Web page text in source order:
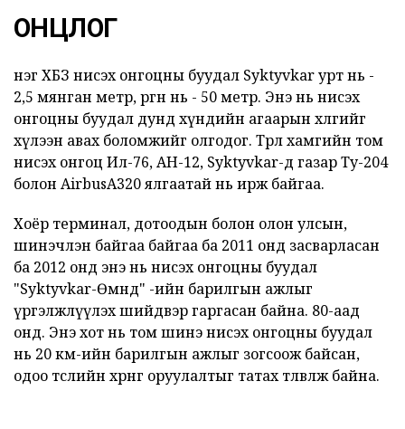
ОНЦЛОГ
нэг ХБЗ нисэх онгоцны буудал Syktyvkar урт нь -
2,5 мянган метр, өргөн нь - 50 метр. Энэ нь нисэх
онгоцны буудал дунд хүндийн агаарын хөлгийг
хүлээн авах боломжийг олгодог. Төрөл хамгийн том
нисэх онгоц Ил-76, АН-12, Syktyvkar-д газар Ту-204
болон AirbusA320 ялгаатай нь ирж байгаа.
Хоёр терминал, дотоодын болон олон улсын,
шинэчлэн байгаа байгаа ба 2011 онд засварласан
ба 2012 онд энэ нь нисэх онгоцны буудал
"Syktyvkar-Өмнөд" -ийн барилгын ажлыг
үргэлжлүүлэх шийдвэр гаргасан байна. 80-аад
онд. Энэ хот нь том шинэ нисэх онгоцны буудал
нь 20 км-ийн барилгын ажлыг зогсоож байсан,
одоо төслийн хөрөнгө оруулалтыг татах төлөвлөж байна.